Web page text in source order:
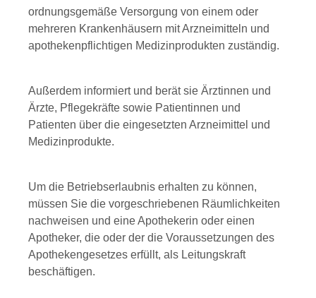
ordnungsgemäße Versorgung von einem oder
mehreren Krankenhäusern mit Arzneimitteln und
apothekenpflichtigen Medizinprodukten zuständig.
Außerdem informiert und berät sie Ärztinnen und
Ärzte, Pflegekräfte sowie Patientinnen und
Patienten über die eingesetzten Arzneimittel und
Medizinprodukte.
Um die Betriebserlaubnis erhalten zu können,
müssen Sie die vorgeschriebenen Räumlichkeiten
nachweisen und eine Apothekerin oder einen
Apotheker, die oder der die Voraussetzungen des
Apothekengesetzes erfüllt, als Leitungskraft
beschäftigen.